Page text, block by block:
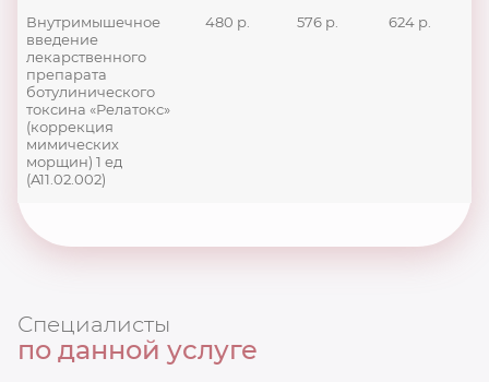
Внутримышечное
введение
лекарственного
препарата
ботулинического
токсина «Релатокс»
(коррекция
мимических
морщин) 1 ед
(A11.02.002)
480 р. 576 р. 624 р.
Специалисты
по данной услуге